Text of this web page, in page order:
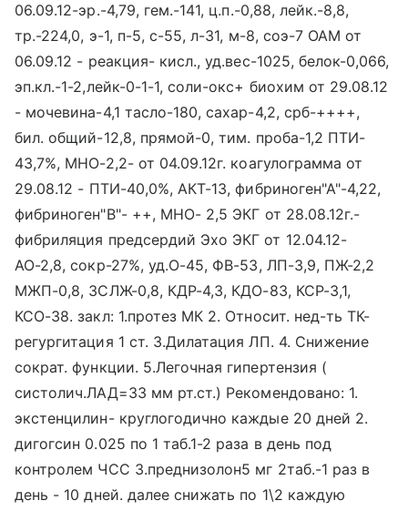
06.09.12-эр.-4,79, гем.-141, ц.п.-0,88, лейк.-8,8,
тр.-224,0, э-1, п-5, с-55, л-31, м-8, соэ-7 ОАМ от
06.09.12 - реакция- кисл., уд.вес-1025, белок-0,066,
эп.кл.-1-2,лейк-0-1-1, соли-окс+ биохим от 29.08.12
- мочевина-4,1 тасло-180, сахар-4,2, срб-++++,
бил. общий-12,8, прямой-0, тим. проба-1,2 ПТИ-
43,7%, МНО-2,2- от 04.09.12г. коагулограмма от
29.08.12 - ПТИ-40,0%, АКТ-13, фибриноген"А"-4,22,
фибриноген"В"- ++, МНО- 2,5 ЭКГ от 28.08.12г.-
фибриляция предсердий Эхо ЭКГ от 12.04.12-
АО-2,8, сокр-27%, уд.О-45, ФВ-53, ЛП-3,9, ПЖ-2,2
МЖП-0,8, ЗСЛЖ-0,8, КДР-4,3, КДО-83, КСР-3,1,
КСО-38. закл: 1.протез МК 2. Относит. нед-ть ТК-
регургитация 1 ст. 3.Дилатация ЛП. 4. Снижение
сократ. функции. 5.Легочная гипертензия (
систолич.ЛАД=33 мм рт.ст.) Рекомендовано: 1.
экстенцилин- круглогодично каждые 20 дней 2.
дигогсин 0.025 по 1 таб.1-2 раза в день под
контролем ЧСС 3.преднизолон5 мг 2таб.-1 раз в
день - 10 дней. далее снижать по 1\2 каждую